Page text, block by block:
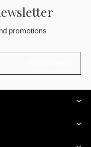
promotions